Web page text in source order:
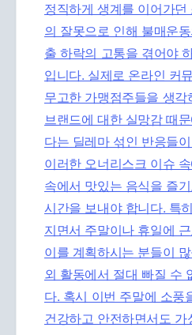
정직하게 생계를 이어가
의 잘못으로 인해 불매운
출 하락의 고통을 겪어야
입니다. 실제로 온라인 커
무고한 가맹점주들을 생
브랜드에 대한 실망감 때
다는 딜레마 섞인 반응들
이러한 오너리스크 이슈
속에서 맛있는 음식을 즐
시간을 보내야 합니다. 특
지면서 주말이나 휴일에
이를 계획하시는 분들이
외 활동에서 절대 빠질 수
다. 혹시 이번 주말에 소풍
건강하고 안전하면서도